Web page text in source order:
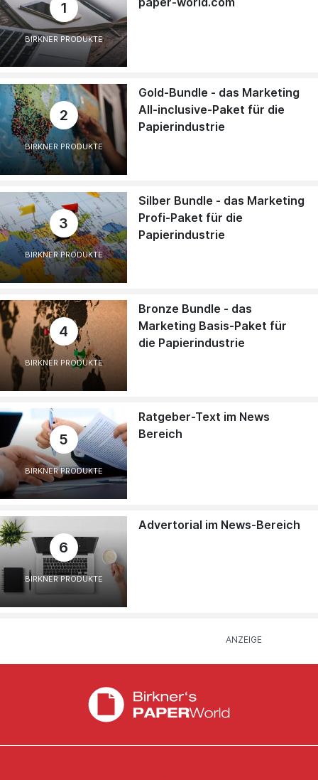
1
BIRKNER PRODUKTE
2
BIRKNER PRODUKTE
Gold-Bundle - das Marketing
All-inclusive-Paket für die
Papierindustrie
3
BIRKNER PRODUKTE
Silber Bundle - das Marketing
Profi-Paket für die
Papierindustrie
4
BIRKNER PRODUKTE
Bronze Bundle - das
Marketing Basis-Paket für
die Papierindustrie
5
BIRKNER PRODUKTE
Ratgeber-Text im News
Bereich
6
BIRKNER PRODUKTE
Advertorial im News-Bereich